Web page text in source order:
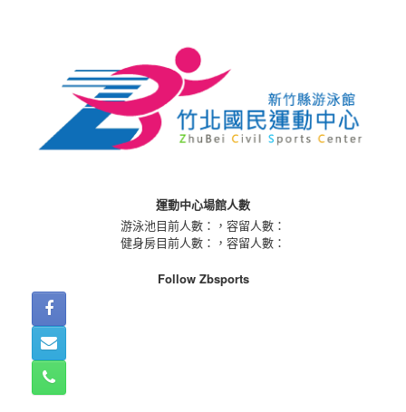
運動中心場館人數
游泳池目前人數：
，容留人數：
健身房目前人數：
，容留人數：
Follow Zbsports